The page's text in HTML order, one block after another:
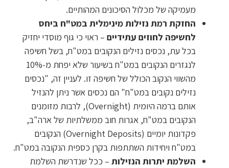
מעמיקה של מכלול הסיכונים המהותיים.
החזקת רמת נזילות מינימלית במט"ח ביחס
לחשיפה לחוזים עתידיים – ראוי כי גוף מוסדי יחזיק
בכל עת, נכסים נזילים הנקובים במט"ח, בשל חשיפה
לנגזרים הנקובים במט"ח בשיעור שלא יפחת מ-10%
מהשווי הנקוב הכולל של חשיפה זו. לעניין זה, "נכסים
נזילים נקובים במט"ח" הם נכסים אשר ניתן להנזיל
אותם ברמה היומית (Overnight), לרבות מזומנים
הנקובים במט"ח, אגרות חוב ממשלתיות של ארה"ב,
פקדונות יומיים (Overnight Deposits) הנקובים
במט"ח ויחידות השתתפות בקרן כספית הנקובה במט"ח.
השלמת יתרות הנזילות – ככל שנדרשת השלמת